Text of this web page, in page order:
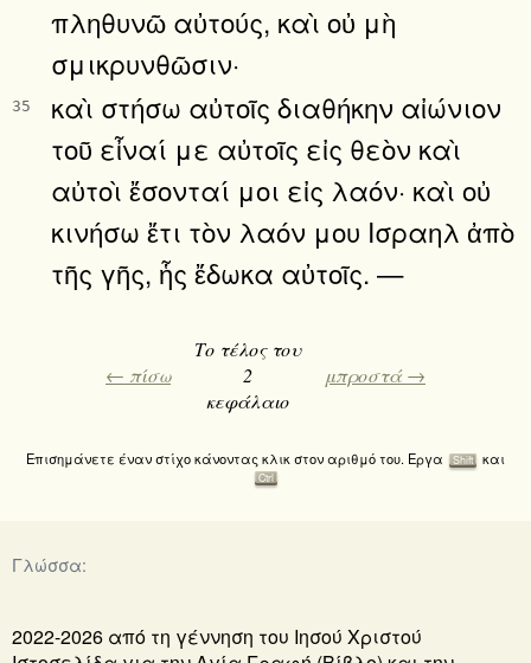
πληθυνῶ αὐτούς, καὶ οὐ μὴ
σμικρυνθῶσιν·
35
καὶ στήσω αὐτοῖς διαθήκην αἰώνιον
τοῦ εἶναί με αὐτοῖς εἰς θεὸν καὶ
αὐτοὶ ἔσονταί μοι εἰς λαόν· καὶ οὐ
κινήσω ἔτι τὸν λαόν μου Ισραηλ ἀπὸ
τῆς γῆς, ἧς ἔδωκα αὐτοῖς. —
← πίσω
Το τέλος του
2
κεφάλαιο
μπροστά →
Επισημάνετε έναν στίχο κάνοντας κλικ στον αριθμό του. Εργα Shift και
Ctrl
Γλώσσα:
2022-2026 από τη γέννηση του Ιησού Χριστού